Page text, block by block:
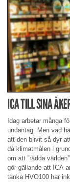
ICA TILL SINA
Idag arbetar många
undantag. Men vad
att den blivit så dyr
då klimatmålen i
om att ”rädda
gör gällande att ICA-
tanka HVO100 har